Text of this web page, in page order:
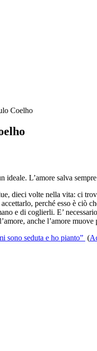
Coelho
L’amore salva
dieci volte nella vita: ci
perché esso è ciò
e di coglierli. E’
anche l’amore
sono seduta e ho pianto” (